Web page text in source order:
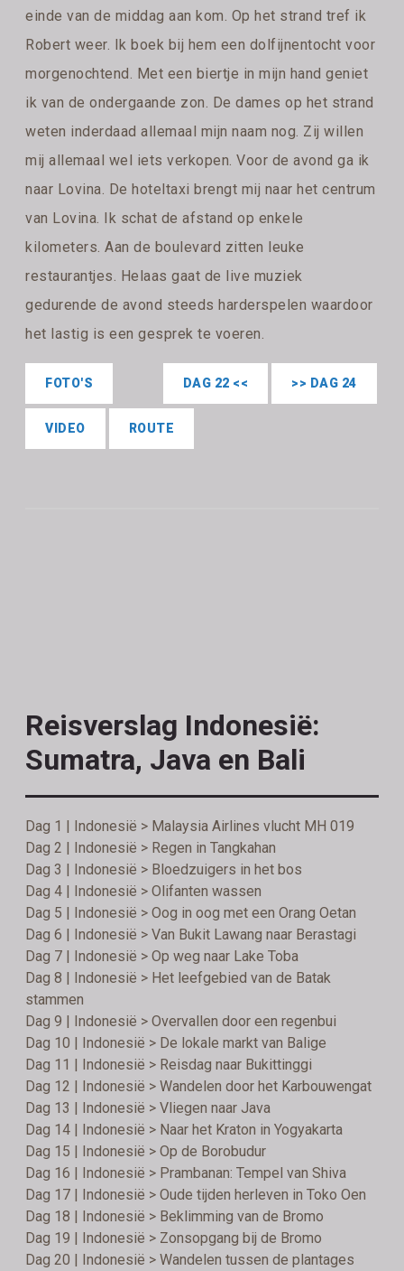
einde van de middag aan kom. Op het strand tref ik
Robert weer. Ik boek bij hem een dolfijnentocht voor
morgenochtend. Met een biertje in mijn hand geniet
ik van de ondergaande zon. De dames op het strand
weten inderdaad allemaal mijn naam nog. Zij willen
mij allemaal wel iets verkopen. Voor de avond ga ik
naar Lovina. De hoteltaxi brengt mij naar het centrum
van Lovina. Ik schat de afstand op enkele
kilometers. Aan de boulevard zitten leuke
restaurantjes. Helaas gaat de live muziek
gedurende de avond steeds harderspelen waardoor
het lastig is een gesprek te voeren.
>> DAG 24
DAG 22 <<
FOTO'S
VIDEO ROUTE
Reisverslag Indonesië:
Sumatra, Java en Bali
Dag 1 | Indonesië > Malaysia Airlines vlucht MH 019
Dag 2 | Indonesië > Regen in Tangkahan
Dag 3 | Indonesië > Bloedzuigers in het bos
Dag 4 | Indonesië > Olifanten wassen
Dag 5 | Indonesië > Oog in oog met een Orang Oetan
Dag 6 | Indonesië > Van Bukit Lawang naar Berastagi
Dag 7 | Indonesië > Op weg naar Lake Toba
Dag 8 | Indonesië > Het leefgebied van de Batak
stammen
Dag 9 | Indonesië > Overvallen door een regenbui
Dag 10 | Indonesië > De lokale markt van Balige
Dag 11 | Indonesië > Reisdag naar Bukittinggi
Dag 12 | Indonesië > Wandelen door het Karbouwengat
Dag 13 | Indonesië > Vliegen naar Java
Dag 14 | Indonesië > Naar het Kraton in Yogyakarta
Dag 15 | Indonesië > Op de Borobudur
Dag 16 | Indonesië > Prambanan: Tempel van Shiva
Dag 17 | Indonesië > Oude tijden herleven in Toko Oen
Dag 18 | Indonesië > Beklimming van de Bromo
Dag 19 | Indonesië > Zonsopgang bij de Bromo
Dag 20 | Indonesië > Wandelen tussen de plantages